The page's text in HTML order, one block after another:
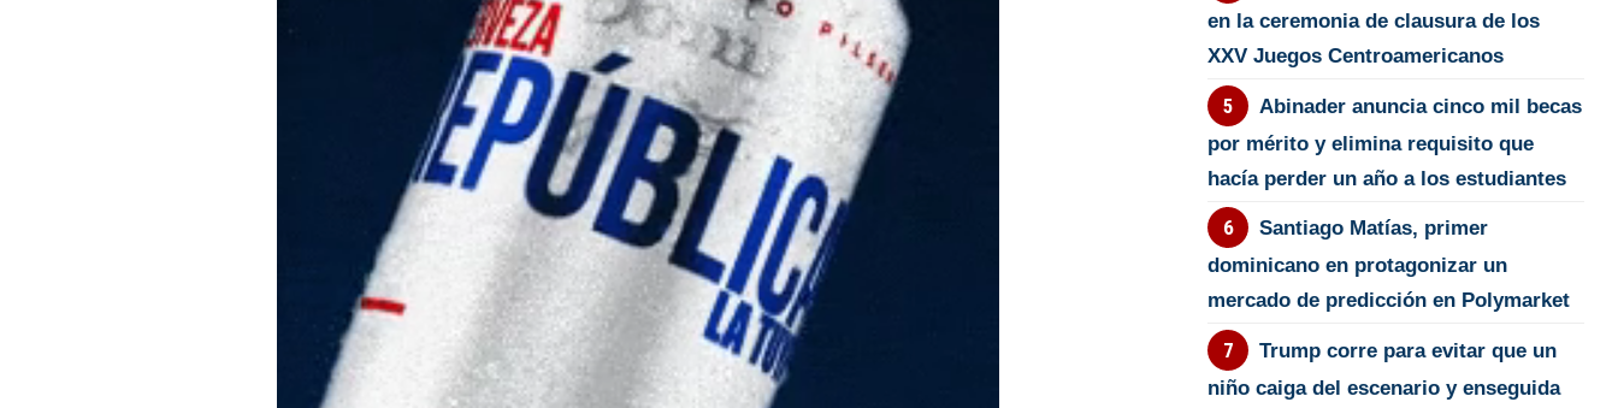
en la ceremonia de clausura de los
XXV Juegos Centroamericanos
Abinader anuncia cinco mil becas
por mérito y elimina requisito que
hacía perder un año a los estudiantes
Santiago Matías, primer
dominicano en protagonizar un
mercado de predicción en Polymarket
Trump corre para evitar que un
niño caiga del escenario y enseguida